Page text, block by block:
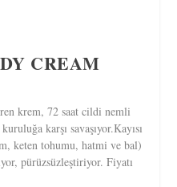
CREAM
krem, 72 saat cildi nemli
karşı savaşıyor.Kayısı
keten tohumu, hatmi ve bal)
pürüzsüzleştiriyor. Fiyatı